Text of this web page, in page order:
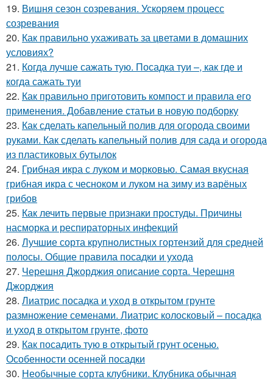
19. Вишня сезон созревания. Ускоряем процесс
созревания
20. Как правильно ухаживать за цветами в домашних
условиях?
21. Когда лучше сажать тую. Посадка туи –, как где и
когда сажать туи
22. Как правильно приготовить компост и правила его
применения. Добавление статьи в новую подборку
23. Как сделать капельный полив для огорода своими
руками. Как сделать капельный полив для сада и огорода
из пластиковых бутылок
24. Грибная икра с луком и морковью. Самая вкусная
грибная икра с чесноком и луком на зиму из варёных
грибов
25. Как лечить первые признаки простуды. Причины
насморка и респираторных инфекций
26. Лучшие сорта крупнолистных гортензий для средней
полосы. Общие правила посадки и ухода
27. Черешня Джорджия описание сорта. Черешня
Джорджия
28. Лиатрис посадка и уход в открытом грунте
размножение семенами. Лиатрис колосковый – посадка
и уход в открытом грунте, фото
29. Как посадить тую в открытый грунт осенью.
Особенности осенней посадки
30. Необычные сорта клубники. Клубника обычная